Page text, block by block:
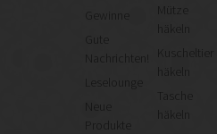
Gute
Nachrichten!
Leselounge
Neue
Produkte
Mütze
häkeln
Kuscheltier
Tasche
häkeln